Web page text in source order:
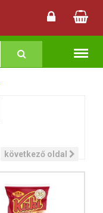
következő oldal